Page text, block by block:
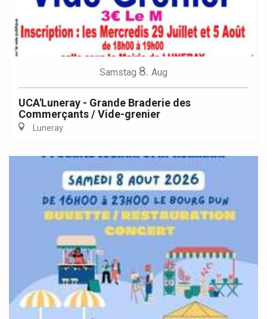
Samstag 8. Aug
UCA'Luneray - Grande Braderie des
Commerçants / Vide-grenier
Luneray